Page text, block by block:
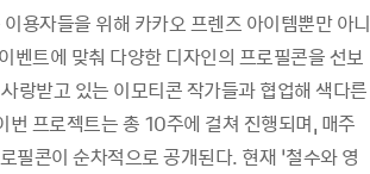
용자들을 위해 카카오 프렌즈 아이템뿐만 아니
벤트에 맞춰 다양한 디자인의 프로필콘을 선보
랑받고 있는 이모티콘 작가들과 협업해 색다른
프로젝트는 총 10주에 걸쳐 진행되며, 매주
콘이 순차적으로 공개된다. 현재 ‘철수와 영